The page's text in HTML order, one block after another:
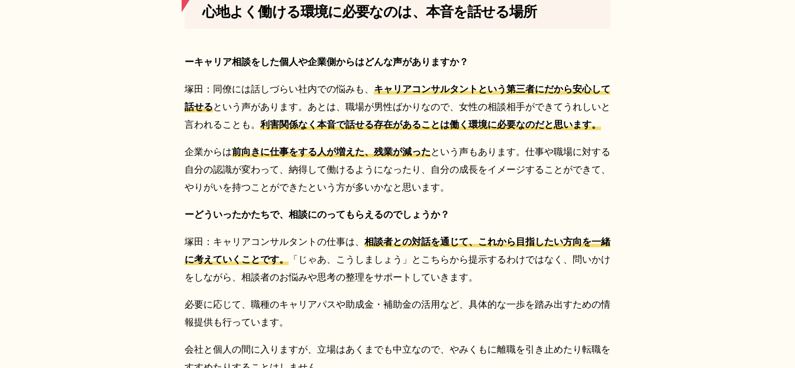
心地よく働ける環境に必要なのは、本音を話せる場所
ーキャリア相談をした個人や企業側からはどんな声がありますか？
塚田：同僚には話しづらい社内での悩みも、 キャリアコンサルタントという第三者にだから安心して
話せるという声があります。あとは、職場が男性ばかりなので、女性の相談相手ができてうれしいと
言われることも。 利害関係なく本音で話せる存在があることは働く環境に必要なのだと思います。
企業からは前向きに仕事をする人が増えた、残業が減ったという声もあります。仕事や職場に対する
自分の認識が変わって、納得して働けるようになったり、自分の成長をイメージすることができて、
やりがいを持つことができたという方が多いかなと思います。
ーどういったかたちで、相談にのってもらえるのでしょうか？
塚田：キャリアコンサルタントの仕事は、 相談者との対話を通じて、これから目指したい方向を一緒
に考えていくことです。 「じゃあ、こうしましょう」とこちらから提示するわけではなく、問いかけ
をしながら、相談者のお悩みや思考の整理をサポートしていきます。
必要に応じて、職種のキャリアパスや助成金・補助金の活用など、具体的な一歩を踏み出すための情
報提供も行っています。
会社と個人の間に入りますが、立場はあくまでも中立なので、やみくもに離職を引き止めたり転職を